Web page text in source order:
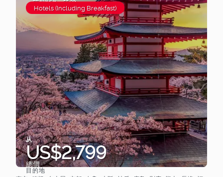
Hotels (Including Breakfast)
从
US$2,799
總價
目的地